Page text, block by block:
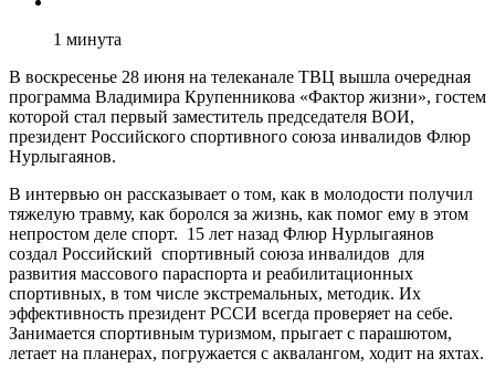
1 минута
В воскресенье 28 июня на телеканале ТВЦ вышла очередная
программа Владимира Крупенникова «Фактор жизни», гостем
которой стал первый заместитель председателя ВОИ,
президент Российского спортивного союза инвалидов Флюр
Нурлыгаянов.
В интервью он рассказывает о том, как в молодости получил
тяжелую травму, как боролся за жизнь, как помог ему в этом
непростом деле спорт. 15 лет назад Флюр Нурлыгаянов
создал Российский спортивный союза инвалидов для
развития массового параспорта и реабилитационных
спортивных, в том числе экстремальных, методик. Их
эффективность президент РССИ всегда проверяет на себе.
Занимается спортивным туризмом, прыгает с парашютом,
летает на планерах, погружается с аквалангом, ходит на яхтах.